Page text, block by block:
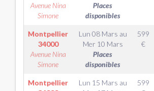
Avenue Nina
Simone
Places
disponibles
Montpellier
34000
Avenue Nina
Simone
Lun 08 Mars au
Mer 10 Mars
Places
disponibles
599
€
Montpellier
Lun 15 Mars au
599